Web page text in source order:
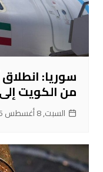
سوريا: انطلاق
من الكويت إلى
السبت, 8 أغسطس 2026, 12:54